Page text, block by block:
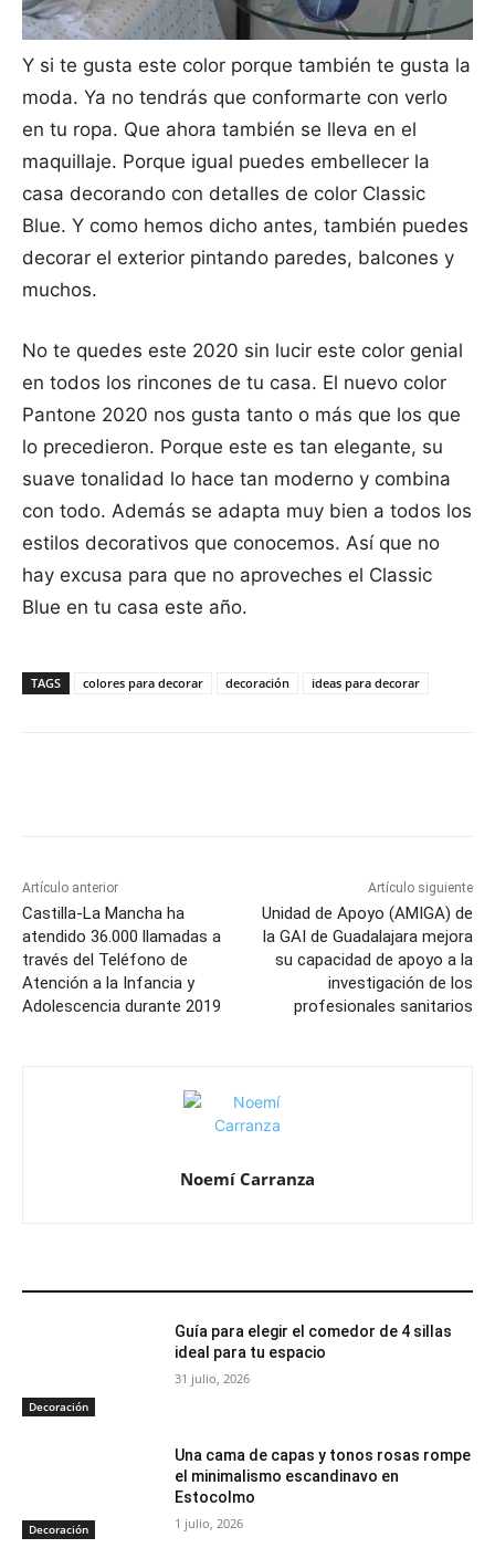
Y si te gusta este color porque también te gusta la
moda. Ya no tendrás que conformarte con verlo
en tu ropa. Que ahora también se lleva en el
maquillaje. Porque igual puedes embellecer la
casa decorando con detalles de color Classic
Blue. Y como hemos dicho antes, también puedes
decorar el exterior pintando paredes, balcones y
muchos.
No te quedes este 2020 sin lucir este color genial
en todos los rincones de tu casa. El nuevo color
Pantone 2020 nos gusta tanto o más que los que
lo precedieron. Porque este es tan elegante, su
suave tonalidad lo hace tan moderno y combina
con todo. Además se adapta muy bien a todos los
estilos decorativos que conocemos. Así que no
hay excusa para que no aproveches el Classic
Blue en tu casa este año.
TAGS colores para decorar decoración ideas para decorar
Artículo anterior
Castilla-La Mancha ha
atendido 36.000 llamadas a
través del Teléfono de
Atención a la Infancia y
Adolescencia durante 2019
Artículo siguiente
Unidad de Apoyo (AMIGA) de
la GAI de Guadalajara mejora
su capacidad de apoyo a la
investigación de los
profesionales sanitarios
Noemí Carranza
Decoración
Guía para elegir el comedor de 4 sillas
ideal para tu espacio
31 julio, 2026
Decoración
Una cama de capas y tonos rosas rompe
el minimalismo escandinavo en
Estocolmo
1 julio, 2026